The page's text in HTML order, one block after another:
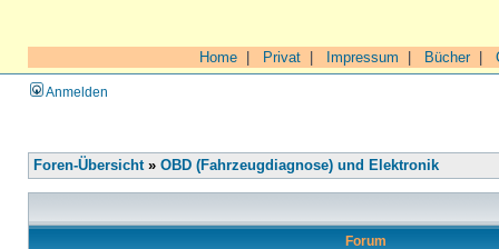
Home Privat Impressum Bücher|
Anmelden
Foren-Übersicht» OBD (Fahrzeugdiagnose) und Elektronik
Forum